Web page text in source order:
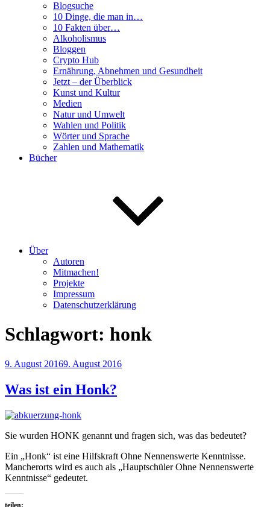
Blogsuche
10 Dinge, die man in…
10 Fakten über…
Alkoholismus
Bloggen
Crypto Hub
Ernährung, Abnehmen und Gesundheit
Jetzt – der Überblick
Kunst und Kultur
Medien
Natur und Umwelt
Wahlen und Politik
Wörter und Sprache
Zahlen und Mathematik
Bücher
Über
Autoren
Mitmachen!
Projekte
Impressum
Datenschutzerklärung
Schlagwort: honk
Veröffentlicht
9. August 20169. August 2016
Was ist ein Honk?
Sie wurden HONK genannt und fragen sich, was das bedeutet?
Ein „Honk“ ist eine Hilfskraft Ohne Nennenswerte Kenntnisse.
Mancherorts wird es auch als „Hauptschüler Ohne Nennenswerte
Kenntnisse“ gedeutet.
teilen: